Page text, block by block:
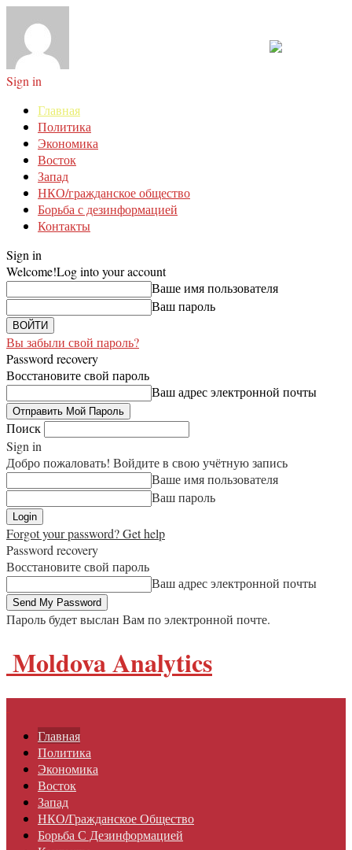
Sign in
Главная
Политика
Экономика
Восток
Запад
НКО/гражданское общество
Борьба с дезинформацией
Контакты
Sign in
Welcome!Log into your account
Ваше имя пользователя
Ваш пароль
Вы забыли свой пароль?
Password recovery
Восстановите свой пароль
Ваш адрес электронной почты
Поиск
Sign in
Добро пожаловать! Войдите в свою учётную запись
Ваше имя пользователя
Ваш пароль
Forgot your password? Get help
Password recovery
Восстановите свой пароль
Ваш адрес электронной почты
Пароль будет выслан Вам по электронной почте.
Moldova Analytics
Главная
Политика
Экономика
Восток
Запад
НКО/гражданское Общество
Борьба С Дезинформацией